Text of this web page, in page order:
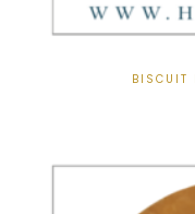
BISCUIT